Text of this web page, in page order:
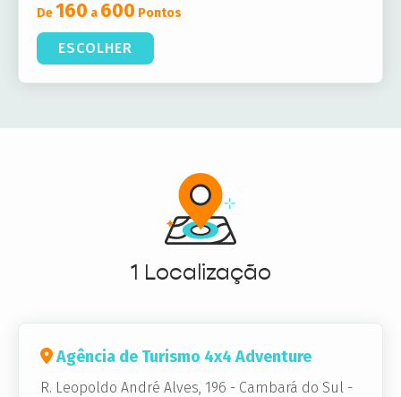
De160 a 600 Pontos
ESCOLHER
1 Localização
Agência de Turismo 4x4 Adventure
R. Leopoldo André Alves, 196 - Cambará do Sul -